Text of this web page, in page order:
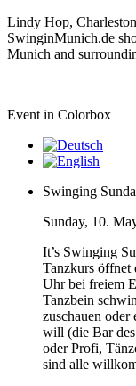
Lindy Hop,
SwinginMunich.de
Munich and
Event in Colorbox
Swinging
Sunday, 10.
It’s Swinging
Tanzkurs öffnet
Uhr bei freiem
Tanzbein
zuschauen
will (die Bar
oder Profi,
sind alle